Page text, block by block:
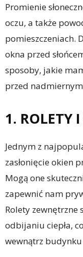
Promienie
oczu, a także
pomieszczeniach.
okna przed
sposoby, jakie
przed nadmiernym
1. ROLETY
Jednym z
zasłonięcie okien
Mogą one
zapewnić nam
Rolety zewnętrzne
odbijaniu ciepła,
wewnątrz